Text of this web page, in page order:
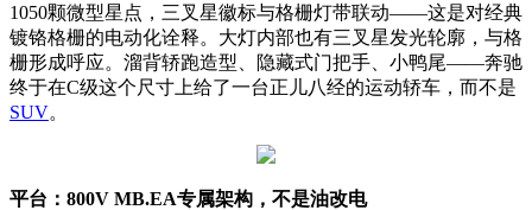
1050颗微型星点，三叉星徽标与格栅灯带联动——这是对经典
镀铬格栅的电动化诠释。大灯内部也有三叉星发光轮廓，与格
栅形成呼应。溜背轿跑造型、隐藏式门把手、小鸭尾——奔驰
终于在C级这个尺寸上给了一台正儿八经的运动轿车，而不是
SUV。
平台：800V MB.EA专属架构，不是油改电